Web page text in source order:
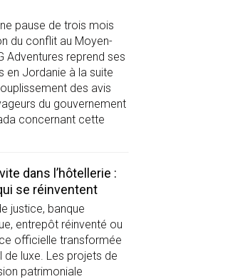
pause de trois mois
du conflit au Moyen-
Adventures reprend ses
en Jordanie à la suite
des avis
du gouvernement
concernant cette
dans l’hôtellerie :
se réinventent
justice, banque
entrepôt réinventé ou
officielle transformée
de luxe. Les projets de
patrimoniale